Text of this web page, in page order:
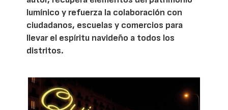
lumínico y refuerza la colaboración con
ciudadanos, escuelas y comercios para
llevar el espíritu navideño a todos los
distritos.